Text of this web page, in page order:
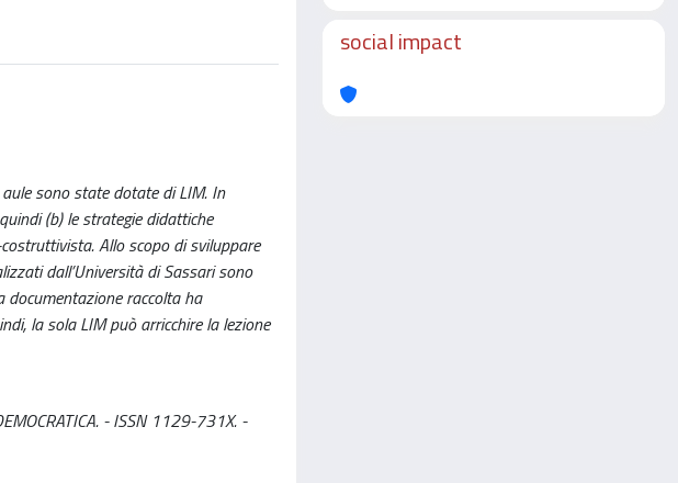
sono state dotate di LIM. In
(b) le strategie didattiche
Allo scopo di sviluppare
dall’Università di Sassari sono
documentazione raccolta ha
la sola LIM può arricchire la lezione
- ISSN 1129-731X. -
social impact